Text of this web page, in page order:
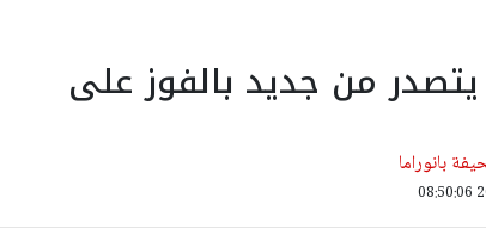
من جديد بالفوز على
بانوراما